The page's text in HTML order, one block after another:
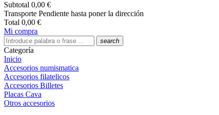
Subtotal 0,00 €
Transporte Pendiente hasta poner la dirección
Total 0,00 €
Mi compra
search
Categoría
Inicio
Accesorios numismatica
Accesorios filatelicos
Accesorios Billetes
Placas Cava
Otros accesorios